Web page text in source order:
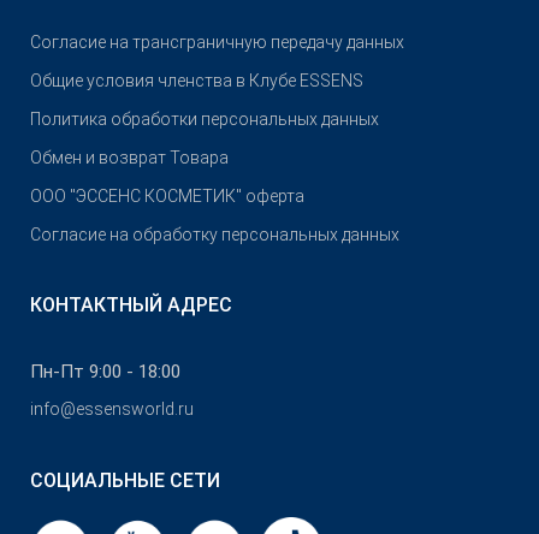
Согласие на трансграничную передачу данных
Общие условия членства в Клубе ESSENS
Политика обработки персональных данных
Обмен и возврат Товара
OOO "ЭССЕНС КОСМЕТИК" оферта
Согласие на обработку персональных данных
КОНТАКТНЫЙ АДРЕС
Пн-Пт 9:00 - 18:00
info@essensworld.ru
СОЦИАЛЬНЫЕ СЕТИ